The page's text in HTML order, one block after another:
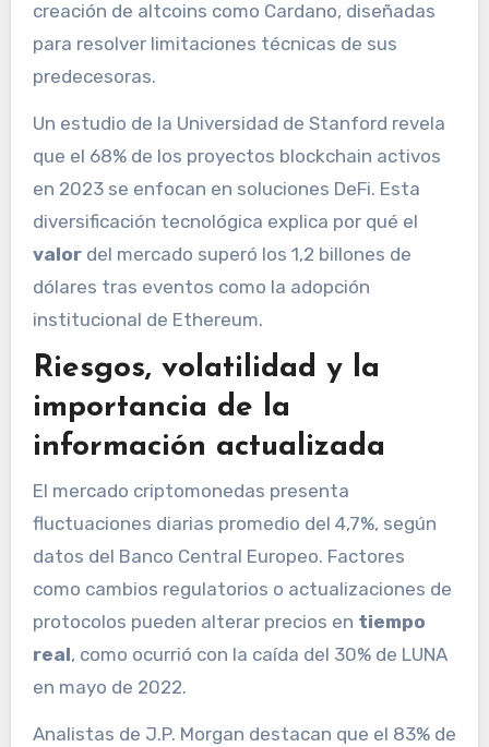
creación de altcoins como Cardano, diseñadas
para resolver limitaciones técnicas de sus
predecesoras.
Un estudio de la Universidad de Stanford revela
que el 68% de los proyectos blockchain activos
en 2023 se enfocan en soluciones DeFi. Esta
diversificación tecnológica explica por qué el
valordel mercado superó los 1,2 billones de
dólares tras eventos como la adopción
institucional de Ethereum.
Riesgos, volatilidad y la
importancia de la
información actualizada
El mercado criptomonedas presenta
fluctuaciones diarias promedio del 4,7%, según
datos del Banco Central Europeo. Factores
como cambios regulatorios o actualizaciones de
protocolos pueden alterar precios en tiempo
real, como ocurrió con la caída del 30% de LUNA
en mayo de 2022.
Analistas de J.P. Morgan destacan que el 83% de